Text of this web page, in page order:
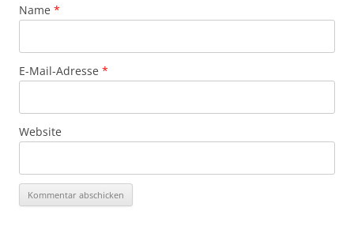
Name *
E-Mail-Adresse *
Website